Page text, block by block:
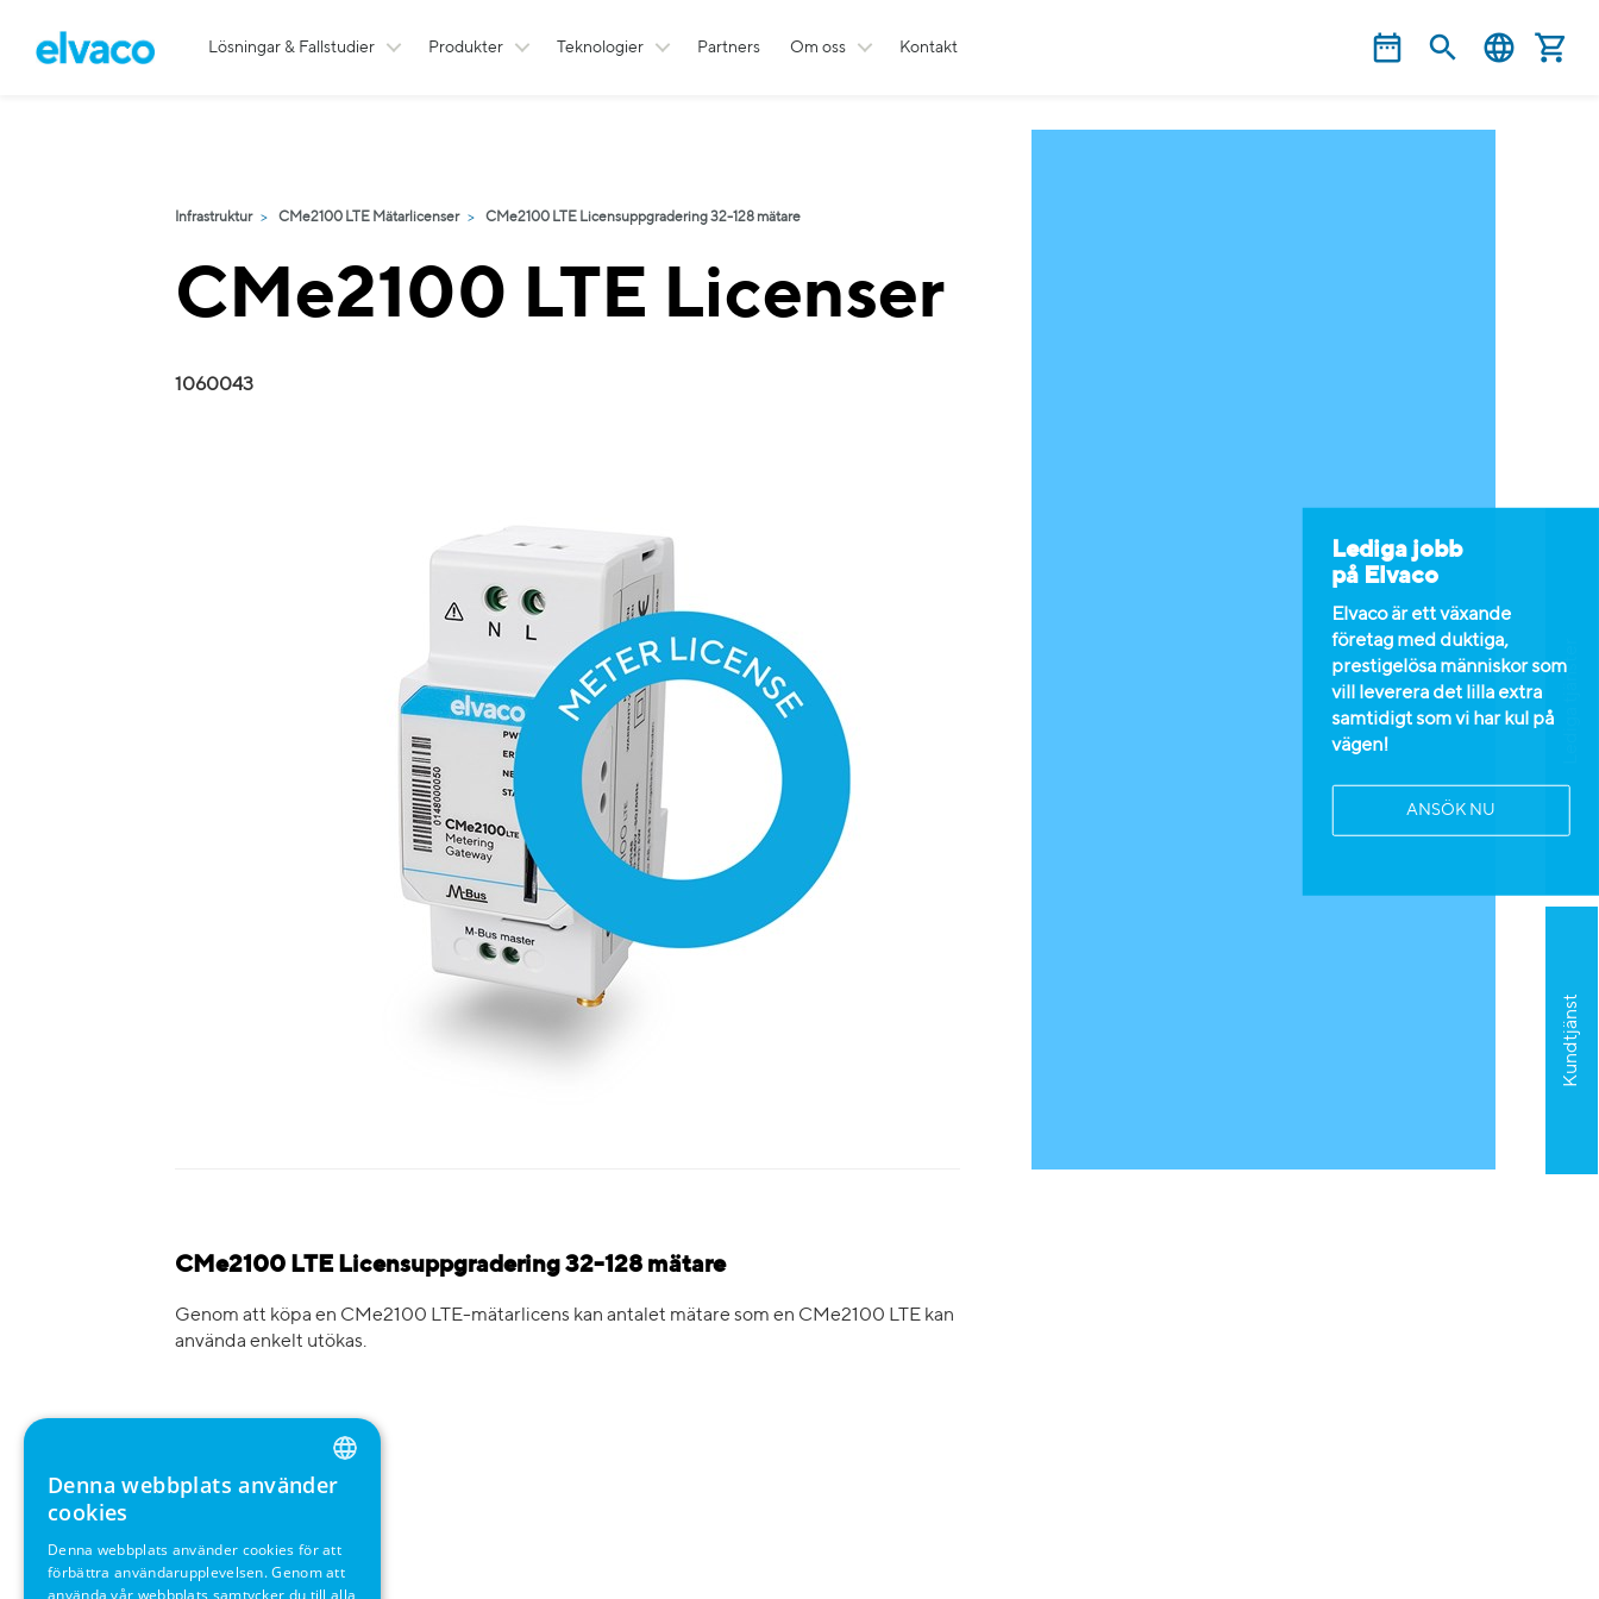
Lösningar & Fallstudier Produkter Teknologier Partners Om oss Kontakt
Kundtjänst
Lediga tjänster
Lediga jobb
på Elvaco
Elvaco är ett växande
företag med duktiga,
prestigelösa människor som
vill leverera det lilla extra
samtidigt som vi har kul på
vägen!
ANSÖK NU
Infrastruktur CMe2100 LTE Mätarlicenser CMe2100 LTE Licensuppgradering 32-128 mätare
CMe2100 LTE Licenser
1060043
CMe2100 LTE Licensuppgradering 32-128 mätare
Genom att köpa en CMe2100 LTE-mätarlicens kan antalet mätare som en CMe2100 LTE kan
använda enkelt utökas.
ENGLISH
SWEDISH
Denna webbplats använder
cookies
Denna webbplats använder cookies för att
förbättra användarupplevelsen. Genom att
använda vår webbplats samtycker du till alla